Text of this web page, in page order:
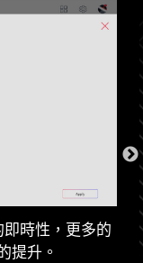
時性，更多的
提升。